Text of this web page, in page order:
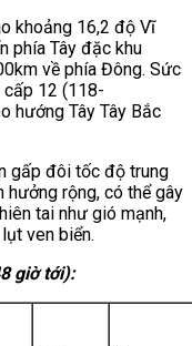
khoảng 16,2 độ Vĩ
phía Tây đặc khu
về phía Đông. Sức
cấp 12 (118-
hướng Tây Tây Bắc
gấp đôi tốc độ trung
hưởng rộng, có thể gây
tai như gió mạnh,
ven biển.
giờ tới):